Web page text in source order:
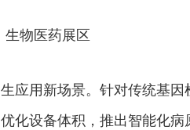
生物医药展区
应用新场景。针对传统基因
化设备体积，推出智能化病